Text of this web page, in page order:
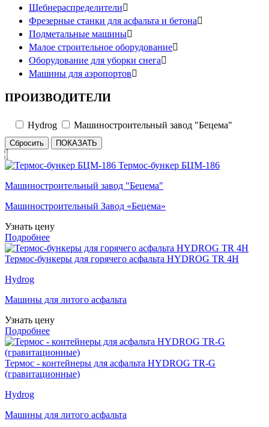
Щебнераспределители
Фрезерные станки для асфальта и бетона
Подметальные машины
Малое строительное оборудование
Оборудование для уборки снега
Mашины для аэропортов
ПРОИЗВОДИТЕЛИ
Hydrog Машиностроительный завод "Бецема"
Сбросить ПОКАЗАТЬ
Термос-бункер БЦМ-186
Машиностроительный завод "Бецема"
Машиностроительный Завод «Бецема»
Узнать цену
Подробнее
Термос-бункеры для горячего асфальта HYDROG TR 4H
Hydrog
Машины для литого асфальта
Узнать цену
Подробнее
Термос - контейнеры для асфальта HYDROG TR-G
(гравитационные)
Hydrog
Машины для литого асфальта